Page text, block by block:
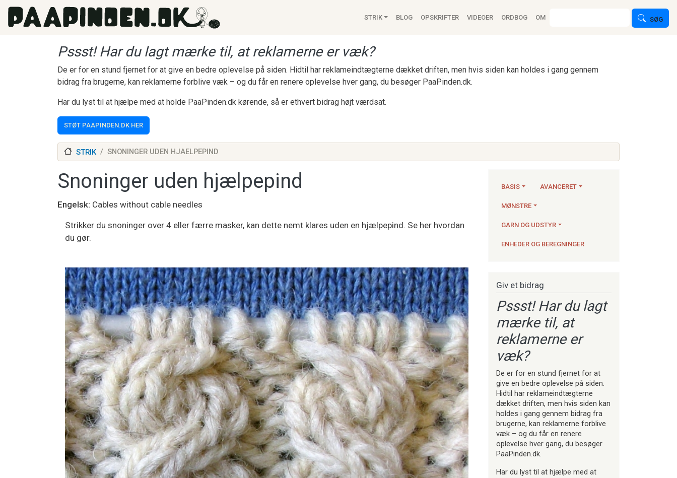
Gå til hovedindhold
Main navigation
STRIK BLOG OPSKRIFTER VIDEOER ORDBOG OM SØG
Pssst! Har du lagt mærke til, at reklamerne er væk?
De er for en stund fjernet for at give en bedre oplevelse på siden. Hidtil har reklameindtægterne dækket driften, men hvis siden kan holdes i gang gennem
bidrag fra brugerne, kan reklamerne forblive væk – og du får en renere oplevelse hver gang, du besøger PaaPinden.dk.
Har du lyst til at hjælpe med at holde PaaPinden.dk kørende, så er ethvert bidrag højt værdsat.
STØT PAAPINDEN.DK HER
STRIK SNONINGER UDEN HJAELPEPIND
Snoninger uden hjælpepind
Engelsk Cables without cable needles
Strikker du snoninger over 4 eller færre masker, kan dette nemt klares uden en hjælpepind. Se her hvordan
du gør.
BASIS AVANCERET
MØNSTRE
GARN OG UDSTYR
ENHEDER OG BEREGNINGER
Giv et bidrag
Pssst! Har du lagt
mærke til, at
reklamerne er
væk?
De er for en stund fjernet for at
give en bedre oplevelse på siden.
Hidtil har reklameindtægterne
dækket driften, men hvis siden kan
holdes i gang gennem bidrag fra
brugerne, kan reklamerne forblive
væk – og du får en renere
oplevelse hver gang, du besøger
PaaPinden.dk.
Har du lyst til at hjælpe med at